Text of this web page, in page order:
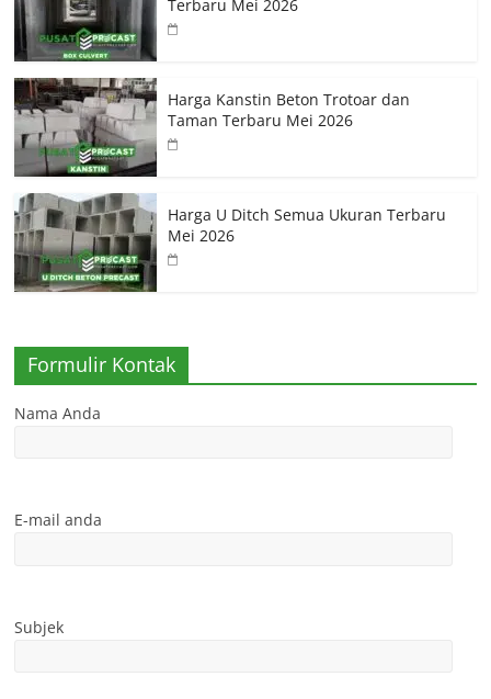
Terbaru Mei 2026
Harga Kanstin Beton Trotoar dan
Taman Terbaru Mei 2026
Harga U Ditch Semua Ukuran Terbaru
Mei 2026
Formulir Kontak
Nama Anda
E-mail anda
Subjek